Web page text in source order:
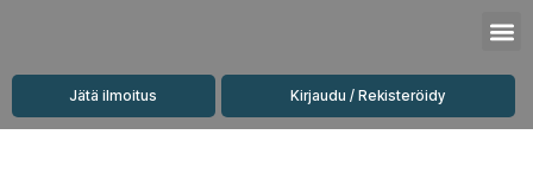
Jätä ilmoitus Kirjaudu / Rekisteröidy